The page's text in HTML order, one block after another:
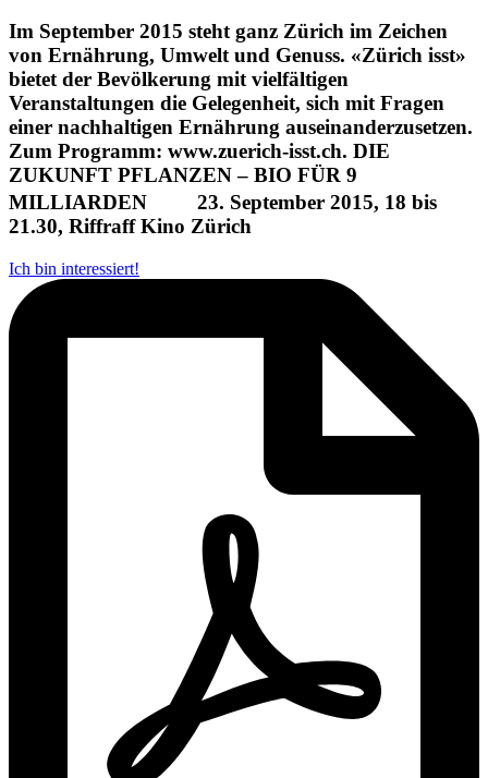
Im September 2015 steht ganz Zürich im Zeichen
von Ernährung, Umwelt und Genuss. «Zürich isst»
bietet der Bevölkerung mit vielfältigen
Veranstaltungen die Gelegenheit, sich mit Fragen
einer nachhaltigen Ernährung auseinanderzusetzen.
Zum Programm: www.zuerich-isst.ch. DIE
ZUKUNFT PFLANZEN – BIO FÜR 9
MILLIARDEN 23. September 2015, 18 bis
21.30, Riffraff Kino Zürich
Ich bin interessiert!